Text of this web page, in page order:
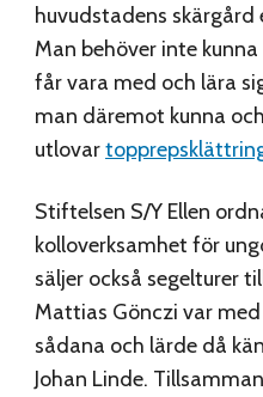
huvudstadens skärgård
Man behöver inte
får vara med och lära
man däremot kunna
utlovar
Stiftelsen S/Y Ellen
kolloverksamhet för
säljer också segelturer
Mattias Gönczi var
sådana och lärde då
Johan Linde.